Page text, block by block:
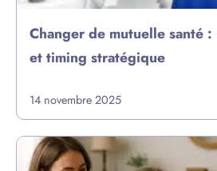
Changer de mutuelle santé
et timing stratégique
14 novembre 2025